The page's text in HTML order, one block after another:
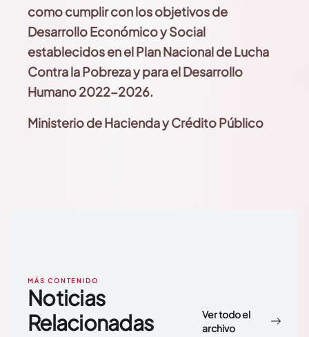
como cumplir con los objetivos de
Desarrollo Económico y Social
establecidos en el Plan Nacional de Lucha
Contra la Pobreza y para el Desarrollo
Humano 2022-2026.
Ministerio de Hacienda y Crédito Público
MÁS CONTENIDO
Noticias
Relacionadas
Ver todo el
archivo